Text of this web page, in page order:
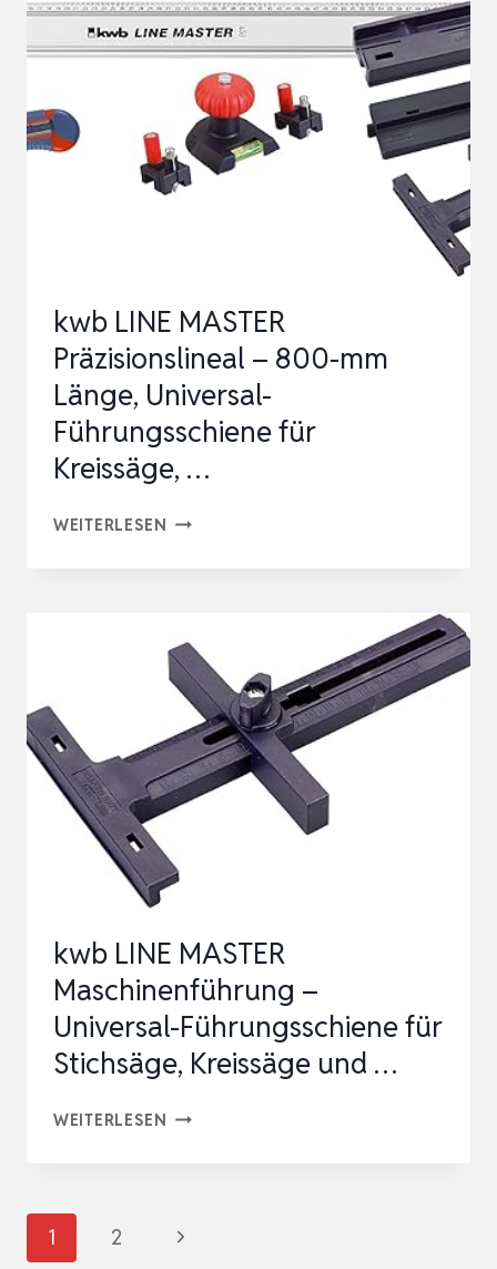
FÜR
STICHSÄGEN,
HANDKREISSÄGEN
OBERFRÄSEN
–
kwb LINE MASTER
Präzisionslineal – 800-mm
Länge, Universal-
Führungsschiene für
Kreissäge, …
WEITERLESEN KWB
–
800-
MM
LÄNGE,
UNIVERSAL-
FÜHRUNGSSCHIENE
FÜR
KREISSÄGE,
kwb LINE MASTER
Maschinenführung –
Universal-Führungsschiene für
Stichsäge, Kreissäge und …
WEITERLESEN KWB
Seitennavigation
1 2
Nächste